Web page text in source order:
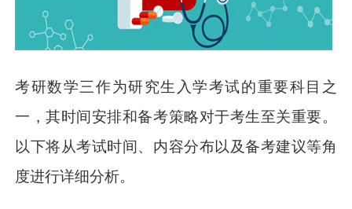
考研数学三作为研究生入学考试的重要科目之
一，其时间安排和备考策略对于考生至关重要。
以下将从考试时间、内容分布以及备考建议等角
度进行详细分析。